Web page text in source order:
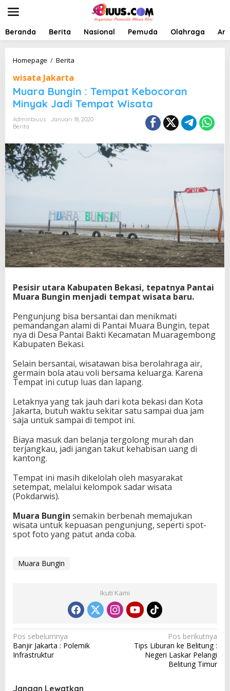
t
Beranda Berita Nasional Pemuda Olahraga
Homepage / Berita
r
a
u
n
i
t
K
e
b
o
c
a
n
i
n
y
a
J
a
d
T
e
m
a
t
s
a
wisata Jakarta
Muara Bungin : Tempat Kebocoran
Minyak Jadi Tempat Wisata
Adminbiuus
Januari 18, 2020
Berita
Pesisir utara Kabupaten Bekasi, tepatnya Pantai
Muara Bungin menjadi tempat wisata baru.
Pengunjung bisa bersantai dan menikmati
pemandangan alami di Pantai Muara Bungin, tepat
nya di Desa Pantai Bakti Kecamatan Muaragembong
Kabupaten Bekasi.
Selain bersantai, wisatawan bisa berolahraga air,
germain bola atau voli bersama keluarga. Karena
Tempat ini cutup luas dan lapang.
Letaknya yang tak jauh dari kota bekasi dan Kota
Jakarta, butuh waktu sekitar satu sampai dua jam
saja untuk sampai di tempot ini.
Biaya masuk dan belanja tergolong murah dan
terjangkau, jadi jangan takut kehabisan uang di
kantong.
Tempat ini masih dikelolah oleh masyarakat
setempat, melalui kelompok sadar wisata
(Pokdarwis).
Muara Bungin semakin berbenah memajukan
wisata untuk kepuasan pengunjung, seperti spot-
spot foto yang patut anda coba.
Muara Bungin
Ikuti Kami
N
a
Pos sebelumnya
Banjir Jakarta : Polemik
Infrastruktur
Pos berikutnya
Tips Liburan ke Belitung :
Negeri Laskar Pelangi
Belitung Timur
Jangan Lewatkan